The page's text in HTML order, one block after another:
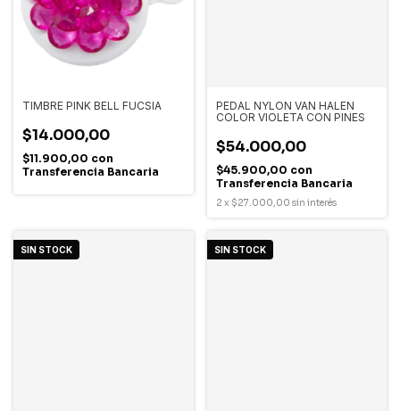
TIMBRE PINK BELL FUCSIA
$14.000,00
$11.900,00 con
Transferencia Bancaria
PEDAL NYLON VAN HALEN
COLOR VIOLETA CON PINES
$54.000,00
$45.900,00 con
Transferencia Bancaria
2 x $27.000,00 sin interés
SIN STOCK SIN STOCK